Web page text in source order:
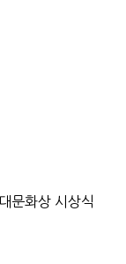
문화상 시상식